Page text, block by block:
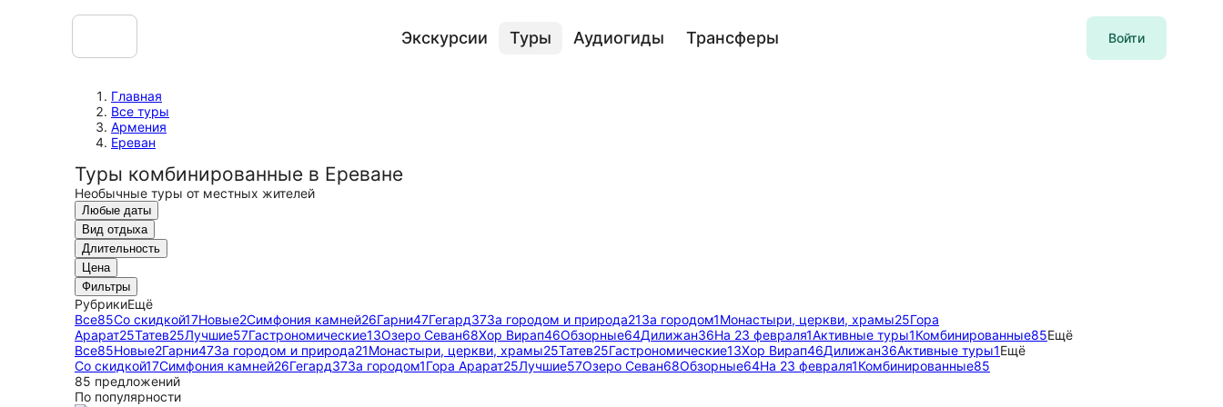
Экскурсии Туры Аудиогиды Трансферы Войти
Главная
Все туры
Армения
Ереван
Туры комбинированные в Ереване
Необычные туры от местных жителей
Любые даты
Вид отдыха
Длительность
Цена
Фильтры
РубрикиЕщё
Все85Со скидкой17Новые2Симфония камней26Гарни47Гегард37За городом и природа21За городом1Монастыри, церкви, храмы25Гора
Арарат25Татев25Лучшие57Гастрономические13Озеро Севан68Хор Вирап46Обзорные64Дилижан36На 23 февраля1Активные туры1Комбинированные85Ещё
Все85Новые2Гарни47За городом и природа21Монастыри, церкви, храмы25Татев25Гастрономические13Хор Вирап46Дилижан36Активные туры1Ещё
Со скидкой17Симфония камней26Гегард37За городом1Гора Арарат25Лучшие57Озеро Севан68Обзорные64На 23 февраля1Комбинированные85
85 предложений
По популярности